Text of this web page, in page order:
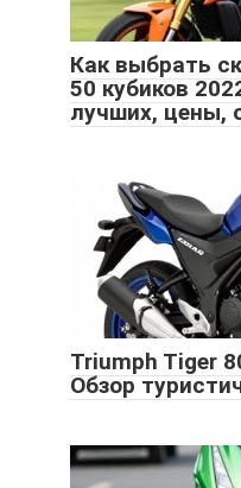
Как выбрать
50 кубиков
лучших, цены,
Triumph Tiger
Обзор